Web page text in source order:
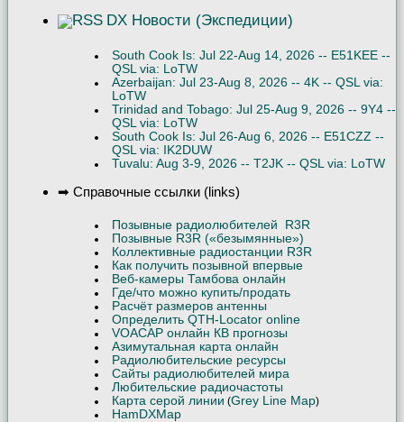
DX Новости (Экспедиции)
South Cook Is: Jul 22-Aug 14, 2026 -- E51KEE --
QSL via: LoTW
Azerbaijan: Jul 23-Aug 8, 2026 -- 4K -- QSL via:
LoTW
Trinidad and Tobago: Jul 25-Aug 9, 2026 -- 9Y4 --
QSL via: LoTW
South Cook Is: Jul 26-Aug 6, 2026 -- E51CZZ --
QSL via: IK2DUW
Tuvalu: Aug 3-9, 2026 -- T2JK -- QSL via: LoTW
➡ Справочные ссылки (links)
Позывные радиолюбителей R3R
Позывные R3R («безымянные»)
Коллективные радиостанции R3R
Как получить позывной впервые
Веб-камеры Тамбова онлайн
Где/что можно купить/продать
Расчёт размеров антенны
Определить QTH-Locator online
VOACAP онлайн КВ прогнозы
Азимутальная карта онлайн
Радиолюбительские ресурсы
Сайты радиолюбителей мира
Любительские радиочастоты
Карта серой линии (Grey Line Map)
HamDXMap